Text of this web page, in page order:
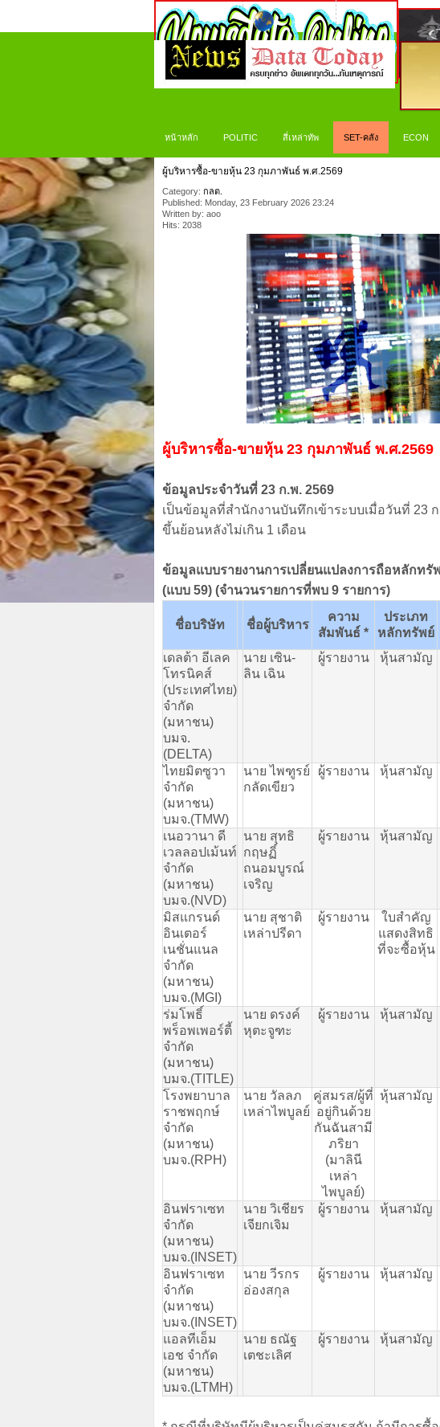
หน้าหลัก POLITIC สี่เหล่าทัพ SET-คลัง ECON
ผู้บริหารซื้อ-ขายหุ้น 23 กุมภาพันธ์ พ.ศ.2569
Category: กลต.
Published: Monday, 23 February 2026 23:24
Written by: aoo
Hits: 2038
ผู้บริหารซื้อ-ขายหุ้น 23 กุมภาพันธ์ พ.ศ.2569
ข้อมูลประจำวันที่ 23 ก.พ. 2569
เป็นข้อมูลที่สำนักงานบันทึกเข้าระบบเมื่อวันที่ 23
ขึ้นย้อนหลังไม่เกิน 1 เดือน
ข้อมูลแบบรายงานการเปลี่ยนแปลงการถือหลักท
(แบบ 59) (จำนวนรายการที่พบ 9 รายการ)
ชื่อบริษัท ชื่อผู้บริหาร
ความ
สัมพันธ์ *
ประเภท
หลักทรัพย์
เดลต้า อีเลค
โทรนิคส์
(ประเทศไทย)
จำกัด
(มหาชน)
บมจ.
(DELTA)
นาย เซิน-
ลิน เฉิน
ผู้รายงาน หุ้นสามัญ
ไทยมิตซูวา
จำกัด
(มหาชน)
บมจ.(TMW)
นาย ไพฑูรย์
กลัดเขียว
ผู้รายงาน หุ้นสามัญ
เนอวานา ดี
เวลลอปเม้นท์
จำกัด
(มหาชน)
บมจ.(NVD)
นาย สุทธิ
กฤษฏิ์
ถนอมบูรณ์
เจริญ
ผู้รายงาน หุ้นสามัญ
มิสแกรนด์
อินเตอร์
เนชั่นแนล
จำกัด
(มหาชน)
บมจ.(MGI)
นาย สุชาติ
เหล่าปรีดา
ผู้รายงาน
ใบสำคัญ
แสดงสิทธิ
ที่จะซื้อหุ้น
ร่มโพธิ์
พร็อพเพอร์ตี้
จำกัด
(มหาชน)
บมจ.(TITLE)
นาย ดรงค์
หุตะจูฑะ
ผู้รายงาน หุ้นสามัญ
โรงพยาบาล
ราชพฤกษ์
จำกัด
(มหาชน)
บมจ.(RPH)
นาย วัลลภ
เหล่าไพบูลย์
คู่สมรส/ผู้ที่
อยู่กินด้วย
กันฉันสามี
ภริยา
(มาลินี
เหล่า
ไพบูลย์)
หุ้นสามัญ
อินฟราเซท
จำกัด
(มหาชน)
บมจ.(INSET)
นาย วิเชียร
เจียกเจิม
ผู้รายงาน หุ้นสามัญ
อินฟราเซท
จำกัด
(มหาชน)
บมจ.(INSET)
นาย วีรกร
อ่องสกุล
ผู้รายงาน หุ้นสามัญ
แอลทีเอ็ม
เอช จำกัด
(มหาชน)
บมจ.(LTMH)
นาย ธณัฐ
เตชะเลิศ
ผู้รายงาน หุ้นสามัญ